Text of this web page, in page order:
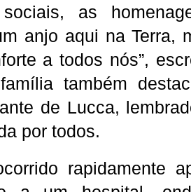
as
anjo aqui na Terra,
a todos nós”,
também
de Lucca,
por todos.
rapidamente